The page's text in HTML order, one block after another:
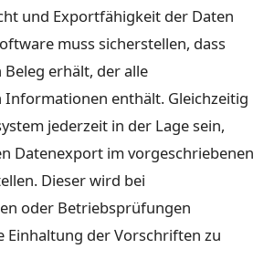
und Exportfähigkeit der Daten
muss sicherstellen, dass
erhält, der alle
Informationen enthält. Gleichzeitig
jederzeit in der Lage sein,
Datenexport im vorgeschriebenen
Dieser wird bei
oder Betriebsprüfungen
Einhaltung der Vorschriften zu